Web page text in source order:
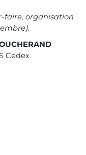
faire, organisation
Cedex